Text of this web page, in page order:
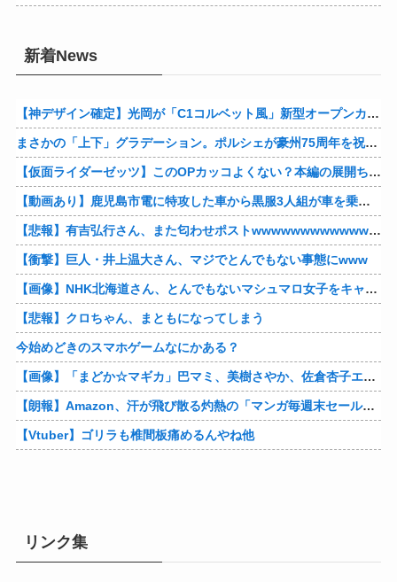
新着News
【神デザイン確定】光岡が「C1コルベット風」新型オープンカーの最新ティーザー画像を公開、マツダ・ロードスターの信頼性にレトロな外観がドッキング
まさかの「上下」グラデーション。ポルシェが豪州75周年を祝う特別モデル「911 Turbo S Land Down Under」を発表、1951年の「見果てぬ夢」が内外装に再現
【仮面ライダーゼッツ】このOPカッコよくない？本編の展開ちゃんと反映してて完成度高いし
【動画あり】鹿児島市電に特攻した車から黒服3人組が車を乗り捨てて逃走
【悲報】有吉弘行さん、また匂わせポストwwwwwwwwwwwwwwww
【衝撃】巨人・井上温大さん、マジでとんでもない事態にwww
【画像】NHK北海道さん、とんでもないマシュマロ女子をキャスターに起用してしまうwwwwwwww
【悲報】クロちゃん、まともになってしまう
今始めどきのスマホゲームなにかある？
【画像】「まどか☆マギカ」巴マミ、美樹さやか、佐倉杏子エロすぎ放課後えんこーハメ撮りどぴゅどぴゅエチエチが最高すぎる❣
【朗報】Amazon、汗が飛び散る灼熱の「マンガ毎週末セール（50%還元）」を開催！他
【Vtuber】ゴリラも椎間板痛めるんやね他
リンク集